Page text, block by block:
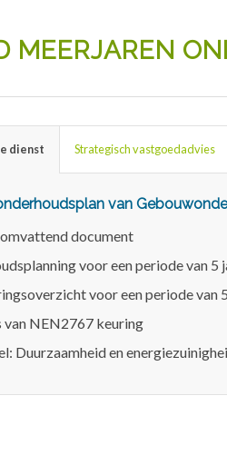
MEERJAREN
dienst Strategisch vastgoedadvies
van
document
voor een periode van 5
voor een periode van
van NEN2767 keuring
Duurzaamheid en